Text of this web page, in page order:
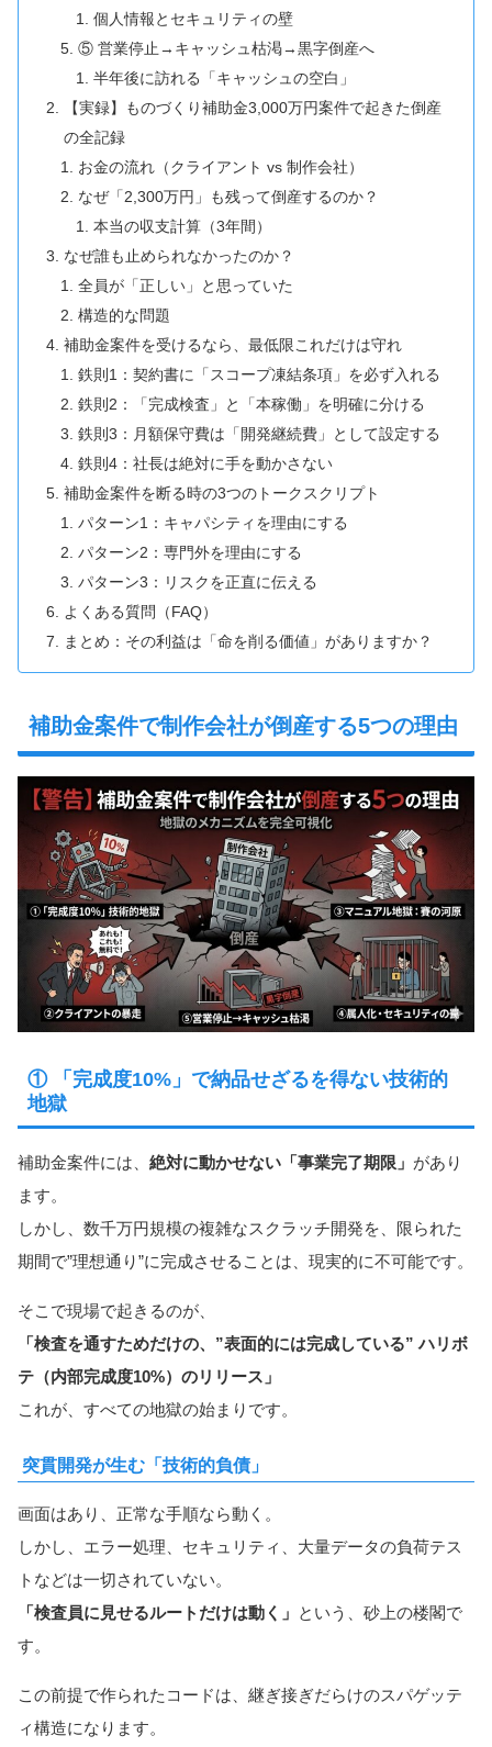
個人情報とセキュリティの壁
⑤ 営業停止→キャッシュ枯渇→黒字倒産へ
半年後に訪れる「キャッシュの空白」
【実録】ものづくり補助金3,000万円案件で起きた倒産
の全記録
お金の流れ（クライアント vs 制作会社）
なぜ「2,300万円」も残って倒産するのか？
本当の収支計算（3年間）
なぜ誰も止められなかったのか？
全員が「正しい」と思っていた
構造的な問題
補助金案件を受けるなら、最低限これだけは守れ
鉄則1：契約書に「スコープ凍結条項」を必ず入れる
鉄則2：「完成検査」と「本稼働」を明確に分ける
鉄則3：月額保守費は「開発継続費」として設定する
鉄則4：社長は絶対に手を動かさない
補助金案件を断る時の3つのトークスクリプト
パターン1：キャパシティを理由にする
パターン2：専門外を理由にする
パターン3：リスクを正直に伝える
よくある質問（FAQ）
まとめ：その利益は「命を削る価値」がありますか？
補助金案件で制作会社が倒産する5つの理由
① 「完成度10%」で納品せざるを得ない技術的
地獄
補助金案件には、 絶対に動かせない「事業完了期限」 があり
ます。
しかし、数千万円規模の複雑なスクラッチ開発を、限られた
期間で”理想通り”に完成させることは、現実的に不可能です。
そこで現場で起きるのが、
「検査を通すためだけの、”表面的には完成している” ハリボ
テ（内部完成度10%）のリリース」
これが、すべての地獄の始まりです。
突貫開発が生む「技術的負債」
画面はあり、正常な手順なら動く。
しかし、エラー処理、セキュリティ、大量データの負荷テス
トなどは一切されていない。
「検査員に見せるルートだけは動く」 という、砂上の楼閣で
す。
この前提で作られたコードは、継ぎ接ぎだらけのスパゲッテ
ィ構造になります。